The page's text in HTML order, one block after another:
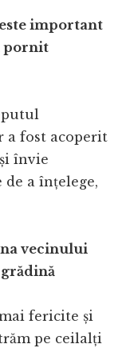
important
pornit
a fost acoperit
învie
a înțelege,
vecinului
fericite și
pe ceilalți